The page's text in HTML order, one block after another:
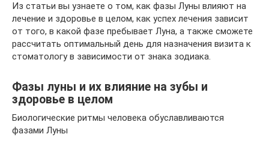
Из статьи вы узнаете о том, как фазы Луны влияют на
лечение и здоровье в целом, как успех лечения зависит
от того, в какой фазе пребывает Луна, а также сможете
рассчитать оптимальный день для назначения визита к
стоматологу в зависимости от знака зодиака.
Фазы луны и их влияние на зубы и
здоровье в целом
Биологические ритмы человека обуславливаются
фазами Луны